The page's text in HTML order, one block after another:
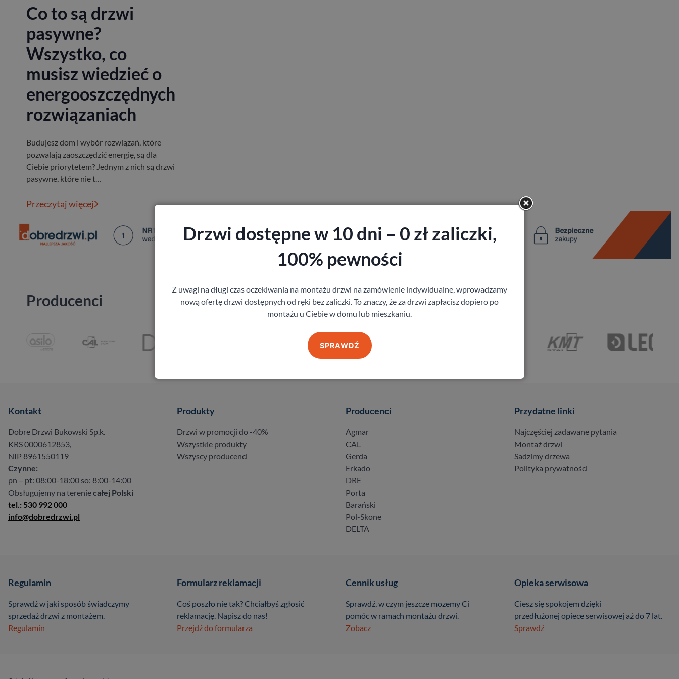
Co to są drzwi
pasywne?
Wszystko, co
musisz wiedzieć o
energooszczędnych
rozwiązaniach
Budujesz dom i wybór rozwiązań, które
pozwalają zaoszczędzić energię, są dla
Ciebie priorytetem? Jednym z nich są drzwi
pasywne, które nie t…
Przeczytaj więcej
Producenci
Kontakt
Dobre Drzwi Bukowski Sp.k.
KRS 0000612853,
NIP 8961550119
Czynne:
pn – pt: 08:00-18:00 so: 8:00-14:00
Obsługujemy na tereniecałej Polski
tel.: 530 992 000
info@dobredrzwi.pl
Produkty
Drzwi w promocji do -40%
Wszystkie produkty
Wszyscy producenci
Producenci
Agmar
CAL
Gerda
Erkado
DRE
Porta
Barański
Pol-Skone
DELTA
Przydatne linki
Najczęściej zadawane pytania
Montaż drzwi
Sadzimy drzewa
Polityka prywatności
Regulamin
Sprawdź w jaki sposób świadczymy
sprzedaż drzwi z montażem.
Regulamin
Formularz reklamacji
Coś poszło nie tak? Chciałbyś zgłosić
reklamację. Napisz do nas!
Przejdź do formularza
Cennik usług
Sprawdź, w czym jeszcze mozemy Ci
pomóc w ramach montażu drzwi.
Zobacz
Opieka serwisowa
Ciesz się spokojem dzięki
przedłużonej opiece serwisowej aż do 7 lat.
Sprawdź
Drzwi dostępne w 10 dni – 0 zł zaliczki,
100% pewności
Z uwagi na długi czas oczekiwania na montażu drzwi na zamówienie indywidualne, wprowadzamy
nową ofertę drzwi dostępnych od ręki bez zaliczki. To znaczy, że za drzwi zapłacisz dopiero po
montażu u Ciebie w domu lub mieszkaniu.
SPRAWDŹ